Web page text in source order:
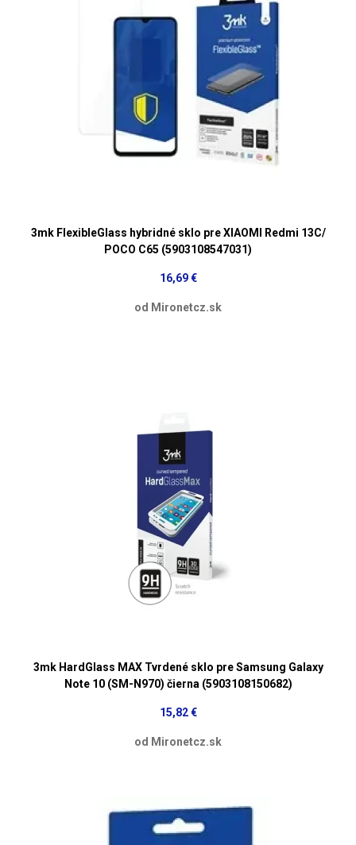
3mk FlexibleGlass hybridné sklo pre XIAOMI Redmi 13C/
POCO C65 (5903108547031)
16,69 €
od Mironetcz.sk
3mk HardGlass MAX Tvrdené sklo pre Samsung Galaxy
Note 10 (SM-N970) čierna (5903108150682)
15,82 €
od Mironetcz.sk